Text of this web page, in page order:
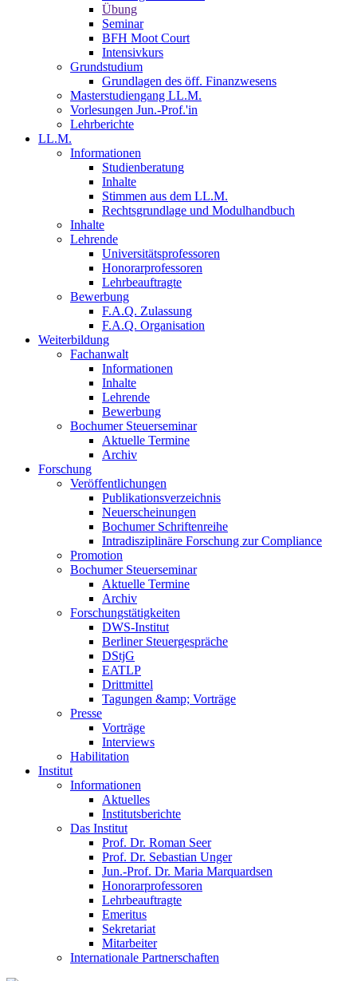
Übung
Seminar
BFH Moot Court
Intensivkurs
Grundstudium
Grundlagen des öff. Finanzwesens
Masterstudiengang LL.M.
Vorlesungen Jun.-Prof.'in
Lehrberichte
LL.M.
Informationen
Studienberatung
Inhalte
Stimmen aus dem LL.M.
Rechtsgrundlage und Modulhandbuch
Inhalte
Lehrende
Universitätsprofessoren
Honorarprofessoren
Lehrbeauftragte
Bewerbung
F.A.Q. Zulassung
F.A.Q. Organisation
Weiterbildung
Fachanwalt
Informationen
Inhalte
Lehrende
Bewerbung
Bochumer Steuerseminar
Aktuelle Termine
Archiv
Forschung
Veröffentlichungen
Publikationsverzeichnis
Neuerscheinungen
Bochumer Schriftenreihe
Intradisziplinäre Forschung zur Compliance
Promotion
Bochumer Steuerseminar
Aktuelle Termine
Archiv
Forschungstätigkeiten
DWS-Institut
Berliner Steuergespräche
DStjG
EATLP
Drittmittel
Tagungen &amp; Vorträge
Presse
Vorträge
Interviews
Habilitation
Institut
Informationen
Aktuelles
Institutsberichte
Das Institut
Prof. Dr. Roman Seer
Prof. Dr. Sebastian Unger
Jun.-Prof. Dr. Maria Marquardsen
Honorarprofessoren
Lehrbeauftragte
Emeritus
Sekretariat
Mitarbeiter
Internationale Partnerschaften